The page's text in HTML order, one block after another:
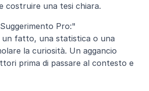
costruire una tesi chiara.
Pro:"
fatto, una statistica o una
la curiosità. Un aggancio
prima di passare al contesto e